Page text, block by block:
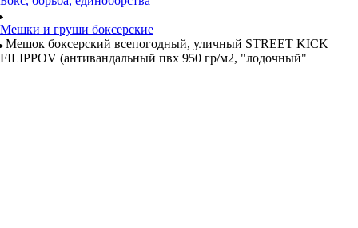
Мешки и груши боксерские
Мешок боксерский всепогодный, уличный STREET KICK
FILIPPOV (антивандальный пвх 950 гр/м2, "лодочный"